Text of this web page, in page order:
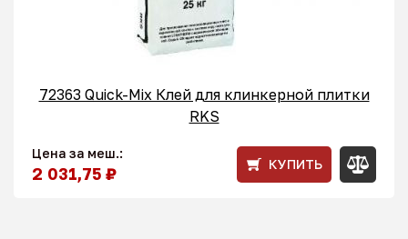
72363 Quick-Mix Клей для клинкерной плитки
RKS
Цена за меш.:
2 031,75 ₽ КУПИТЬ